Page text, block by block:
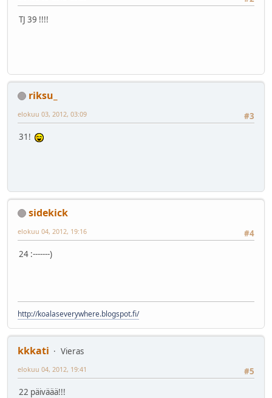
TJ 39 !!!!
riksu_
#3
elokuu 03, 2012, 03:09
31!
sidekick
#4
elokuu 04, 2012, 19:16
24 :-------)
http://koalaseverywhere.blogspot.fi/
kkkati
Vieras
#5
elokuu 04, 2012, 19:41
22 päiväää!!!